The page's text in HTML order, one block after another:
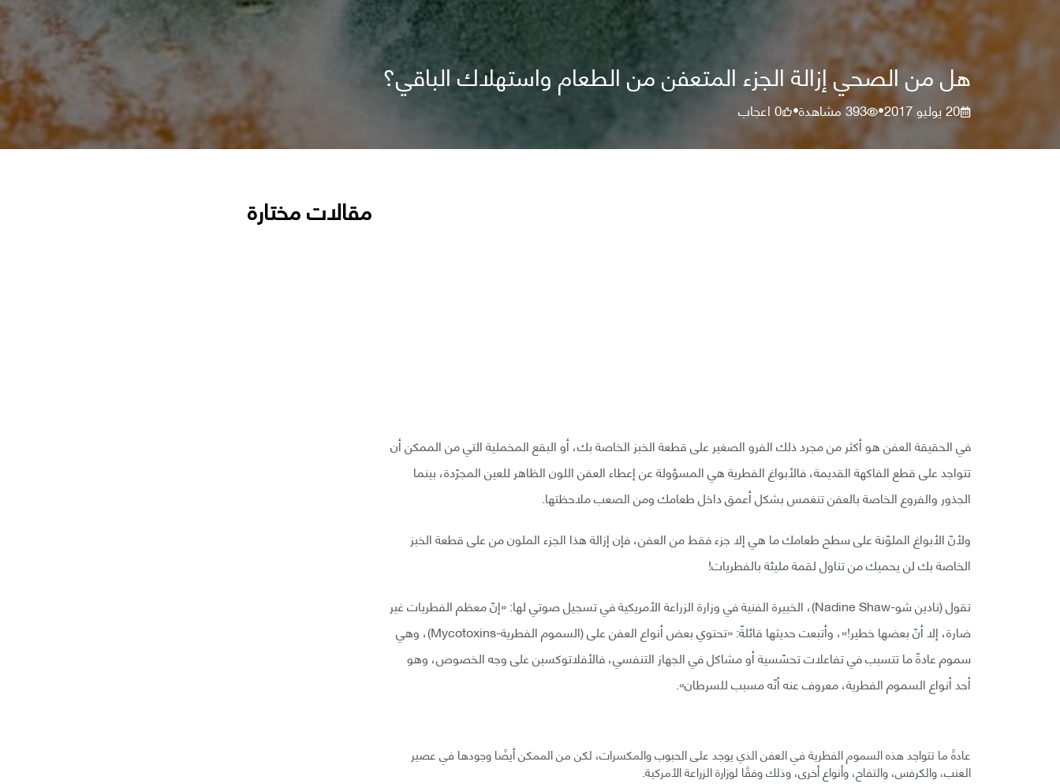
هل من الصحي إزالة الجزء المتعفن من الطعام واستهلاك الباقي؟
20 يوليو 2017 •
393مشاهدة•
0اعجاب
في الحقيقة العفن هو أكثر من مجرد ذلك الفرو الصغير على قطعة الخبز الخاصة بك، أو البقع المخملية التي من الممكن أن
تتواجد على قطع الفاكهة القديمة، فالأبواغ الفطرية هي المسؤولة عن إعطاء العفن اللون الظاهر للعين المجرّدة، بينما
الجذور والفروع الخاصة بالعفن تنغمس بشكل أعمق داخل طعامك ومن الصعب ملاحظتها.
ولأنّ الأبواغ الملوّنة على سطح طعامك ما هي إلا جزء فقط من العفن، فإن إزالة هذا الجزء الملون من على قطعة الخبز
الخاصة بك لن يحميك من تناول لقمة مليئة بالفطريات!
تقول (نادين شو-Nadine Shaw)، الخبيرة الفنية في وزارة الزراعة الأمريكية في تسجيل صوتي لها: «إنّ معظم الفطريات غير
ضارة، إلا أنّ بعضها خطير!»، وأتبعت حديثها قائلةً: «تحتوي بعض أنواع العفن على (السموم الفطرية-Mycotoxins)، وهي
سموم عادةً ما تتسبب في تفاعلات تحسّسية أو مشاكل في الجهاز التنفسي، فالأفلاتوكسين على وجه الخصوص، وهو
أحد أنواع السموم الفطرية، معروف عنه أنّه مسبب للسرطان».
عادةً ما تتواجد هذه السموم الفطرية في العفن الذي يوجد على الحبوب والمكسرات، لكن من الممكن أيضًا وجودها في عصير
العنب، والكرفس، والتفاح، وأنواع أخرى، وذلك وفقًا لوزارة الزراعة الأمركية.
مقالات مختارة